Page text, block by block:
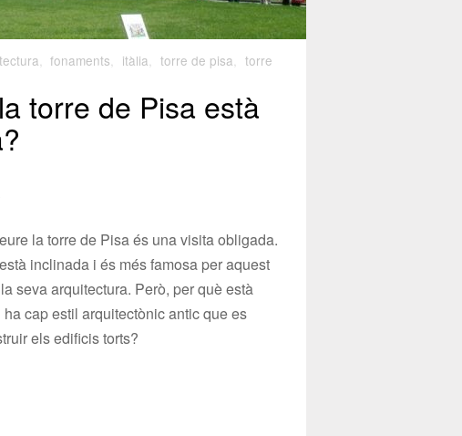
, fonaments, itàlia, torre de pisa, torre
torre de Pisa està
la torre de Pisa és una visita obligada.
inclinada i és més famosa per aquest
seva arquitectura. Però, per què està
cap estil arquitectònic antic que es
els edificis torts?